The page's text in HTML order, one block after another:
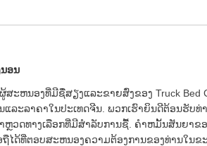
ອນ
ສະຫນອງທີ່ມີຊື່ສຽງແລະຂາຍສົ່ງຂອງ Truck Bed
ແລະລາຄາໃນປະເທດຈີນ. ພວກ​ເຮົາ​ຍິນ​ດີ​ຕ້ອນ​ຮັບ​ທ່
ຫຼວດ​ທາງ​ເລືອກ​ທີ່​ມີ​ສໍາ​ລັບ​ການ​ຊື້​. ຄໍາຫມັ້ນສັນຍາຂ
ໄດ້ທີ່ຕອບສະຫນອງຄວາມຕ້ອງການຂອງທ່ານໃນຂ